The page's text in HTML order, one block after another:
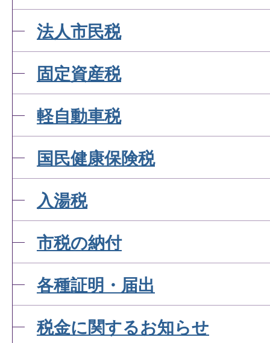
法人市民税
固定資産税
軽自動車税
国民健康保険税
入湯税
市税の納付
各種証明・届出
税金に関するお知らせ